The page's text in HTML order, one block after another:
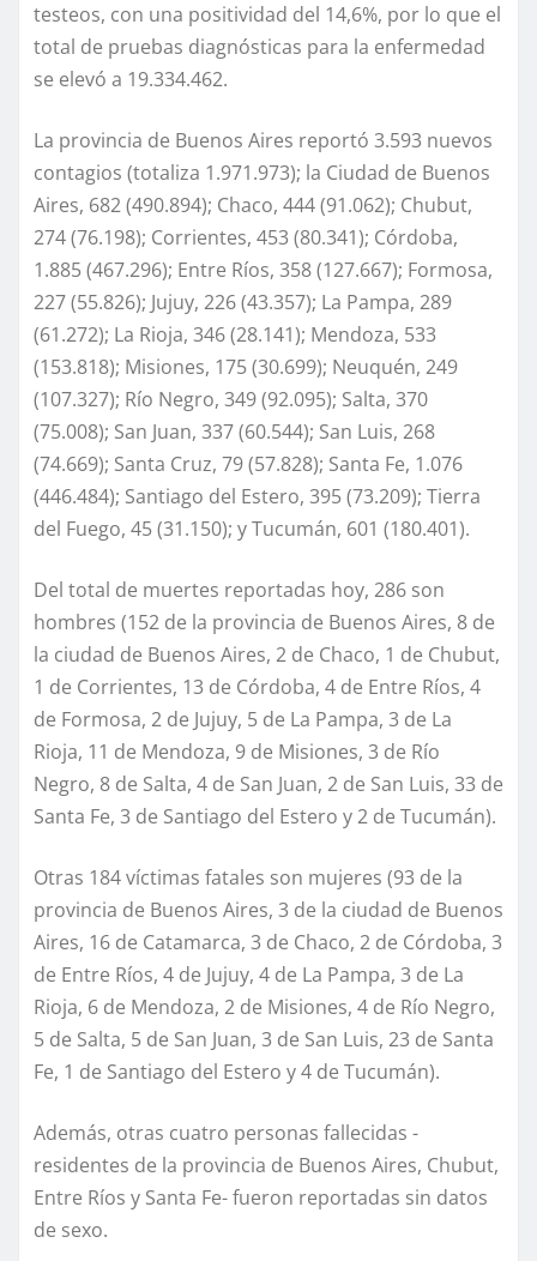
testeos, con una positividad del 14,6%, por lo que el
total de pruebas diagnósticas para la enfermedad
se elevó a 19.334.462.
La provincia de Buenos Aires reportó 3.593 nuevos
contagios (totaliza 1.971.973); la Ciudad de Buenos
Aires, 682 (490.894); Chaco, 444 (91.062); Chubut,
274 (76.198); Corrientes, 453 (80.341); Córdoba,
1.885 (467.296); Entre Ríos, 358 (127.667); Formosa,
227 (55.826); Jujuy, 226 (43.357); La Pampa, 289
(61.272); La Rioja, 346 (28.141); Mendoza, 533
(153.818); Misiones, 175 (30.699); Neuquén, 249
(107.327); Río Negro, 349 (92.095); Salta, 370
(75.008); San Juan, 337 (60.544); San Luis, 268
(74.669); Santa Cruz, 79 (57.828); Santa Fe, 1.076
(446.484); Santiago del Estero, 395 (73.209); Tierra
del Fuego, 45 (31.150); y Tucumán, 601 (180.401).
Del total de muertes reportadas hoy, 286 son
hombres (152 de la provincia de Buenos Aires, 8 de
la ciudad de Buenos Aires, 2 de Chaco, 1 de Chubut,
1 de Corrientes, 13 de Córdoba, 4 de Entre Ríos, 4
de Formosa, 2 de Jujuy, 5 de La Pampa, 3 de La
Rioja, 11 de Mendoza, 9 de Misiones, 3 de Río
Negro, 8 de Salta, 4 de San Juan, 2 de San Luis, 33 de
Santa Fe, 3 de Santiago del Estero y 2 de Tucumán).
Otras 184 víctimas fatales son mujeres (93 de la
provincia de Buenos Aires, 3 de la ciudad de Buenos
Aires, 16 de Catamarca, 3 de Chaco, 2 de Córdoba, 3
de Entre Ríos, 4 de Jujuy, 4 de La Pampa, 3 de La
Rioja, 6 de Mendoza, 2 de Misiones, 4 de Río Negro,
5 de Salta, 5 de San Juan, 3 de San Luis, 23 de Santa
Fe, 1 de Santiago del Estero y 4 de Tucumán).
Además, otras cuatro personas fallecidas -
residentes de la provincia de Buenos Aires, Chubut,
Entre Ríos y Santa Fe- fueron reportadas sin datos
de sexo.